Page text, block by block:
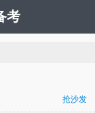
考
抢沙发